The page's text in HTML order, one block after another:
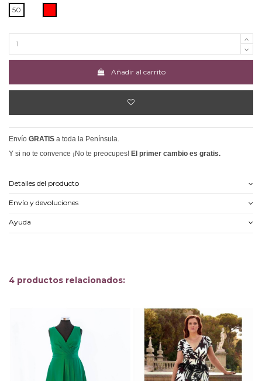
50
Añadir al carrito
Envío GRATIS a toda la Península.
Y si no te convence ¡No te preocupes! El primer cambio es gratis.
Detalles del producto
Envío y devoluciones
Ayuda
4 productos relacionados: